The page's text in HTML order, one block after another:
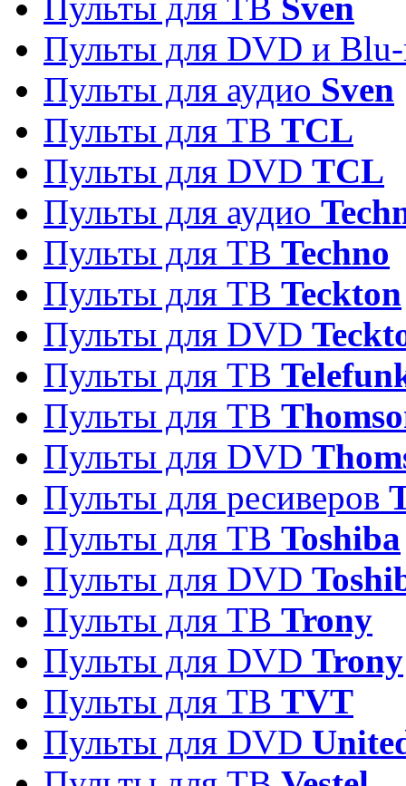
Пульты для DVD и
Пульты для аудио Sven
Пульты для ТВ TCL
Пульты для DVD TCL
Пульты для аудио
Пульты для ТВ Techno
Пульты для ТВ Teckton
Пульты для DVD
Пульты для ТВ
Пульты для ТВ
Пульты для DVD
Пульты для ресиверов
Пульты для ТВ Toshiba
Пульты для DVD
Пульты для ТВ Trony
Пульты для DVD Trony
Пульты для ТВ TVT
Пульты для DVD